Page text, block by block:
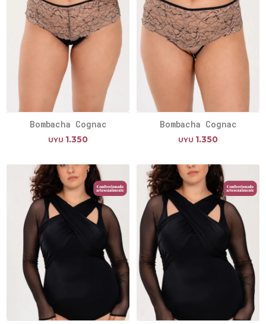
Bombacha Cognac
UYU 1.350
Bombacha Cognac
UYU 1.350